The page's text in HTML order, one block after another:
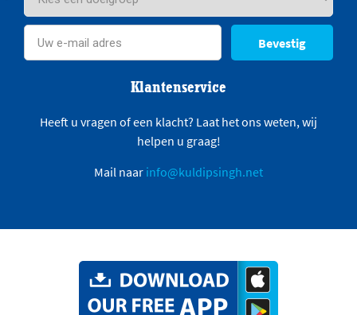
Bevestig
Klantenservice
Heeft u vragen of een klacht? Laat het ons weten, wij
helpen u graag!
Mail naar info@kuldipsingh.net